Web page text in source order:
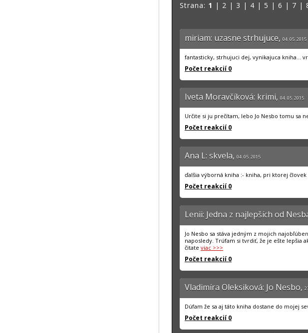
Strana: 1 | 2 | 3 | 4 | 5 | 6 | 7 |
miriam: uzasne strhujuce, 04. 05. 2015
fantasticky, strhujuci dej, vynikajuca kniha...
Počet reakcií 0
Iveta Moravčíková: krimi, 04. 05. 2015
Určite si ju prečítam, lebo Jo Nesbo tomu sa
Počet reakcií 0
Ana L: skvela, 04. 05. 2015
ďalšia výborná kniha :- kniha, pri ktorej
Počet reakcií 0
Lenii: Jedna z najlepších od
Jo Nesbo sa stáva jedným z mojich
naposledy. Trúfam si tvrdiť, že je ešte lepšia
čitate viac >>>
Počet reakcií 0
Vladimíra Oleksiková: Jo Nesbo,
Dúfam že sa aj táto kniha dostane do mojej
Počet reakcií 0